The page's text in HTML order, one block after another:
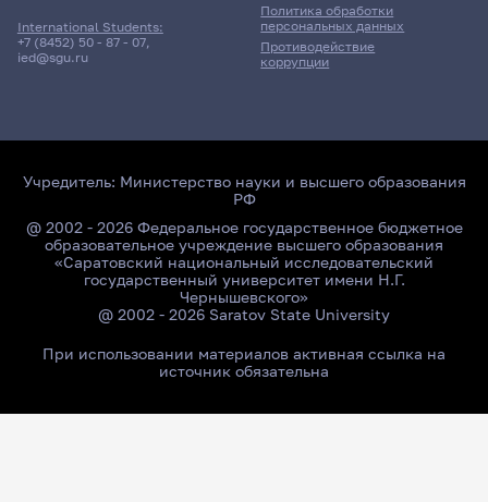
International Students:
+7 (8452) 50 - 87 - 07,
ied@sgu.ru
Политика обработки
персональных данных
Противодействие
коррупции
Учредитель: Министерство науки и высшего образования
РФ
@ 2002 - 2026 Федеральное государственное бюджетное
образовательное учреждение высшего образования
«Саратовский национальный исследовательский
государственный университет имени Н.Г.
Чернышевского»
@ 2002 - 2026 Saratov State University
При использовании материалов активная ссылка на
источник обязательна